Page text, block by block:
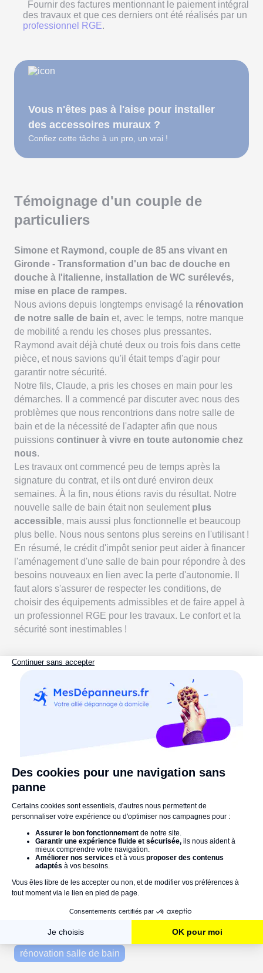
Fournir des factures mentionnant le paiement intégral
des travaux et que ces derniers ont été réalisés par un
professionnel RGE.
Vous n'êtes pas à l'aise pour installer
des accessoires muraux ?
Confiez cette tâche à un pro, un vrai !
Témoignage d'un couple de
particuliers
Simone et Raymond, couple de 85 ans vivant en
Gironde - Transformation d'un bac de douche en
douche à l'italienne, installation de WC surélevés,
mise en place de rampes.
Nous avions depuis longtemps envisagé la rénovation
de notre salle de bain et, avec le temps, notre manque
de mobilité a rendu les choses plus pressantes.
Raymond avait déjà chuté deux ou trois fois dans cette
pièce, et nous savions qu'il était temps d'agir pour
garantir notre sécurité.
Notre fils, Claude, a pris les choses en main pour les
démarches. Il a commencé par discuter avec nous des
problèmes que nous rencontrions dans notre salle de
bain et de la nécessité de l'adapter afin que nous
puissions continuer à vivre en toute autonomie chez
nous.
Les travaux ont commencé peu de temps après la
signature du contrat, et ils ont duré environ deux
semaines. À la fin, nous étions ravis du résultat. Notre
nouvelle salle de bain était non seulement plus
accessible, mais aussi plus fonctionnelle et beaucoup
plus belle. Nous nous sentons plus sereins en l'utilisant !
En résumé, le crédit d'impôt senior peut aider à financer
l'aménagement d'une salle de bain pour répondre à des
besoins nouveaux en lien avec la perte d'autonomie. Il
faut alors s'assurer de respecter les conditions, de
choisir des équipements admissibles et de faire appel à
un professionnel RGE pour les travaux. Le confort et la
sécurité sont inestimables !
Une question ? Une situation à partager ? N'hésitez pas
La Rédaction vous recommande :
PMR : 8 aides pour l'accessibilité de votre logement
Salle de bain PMR : normes, équipements & aides
Retraités : 6 aides financières à connaître pour vos
travaux
habitatpresto.com
service-public.fr
impots.gouv.fr
salle de bains
seniors
rénovation salle de bain